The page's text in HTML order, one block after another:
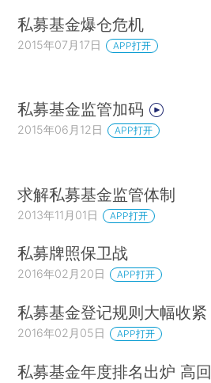
私募基金爆仓危机
2015年07月17日 APP打开
私募基金监管加码
2015年06月12日 APP打开
求解私募基金监管体制
2013年11月01日 APP打开
私募牌照保卫战
2016年02月20日 APP打开
私募基金登记规则大幅收紧
2016年02月05日 APP打开
私募基金年度排名出炉 高回